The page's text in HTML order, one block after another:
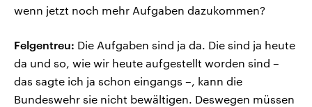
wenn jetzt noch mehr Aufgaben dazukommen?
Felgentreu: Die Aufgaben sind ja da. Die sind ja heute
da und so, wie wir heute aufgestellt worden sind –
das sagte ich ja schon eingangs –, kann die
Bundeswehr sie nicht bewältigen. Deswegen müssen